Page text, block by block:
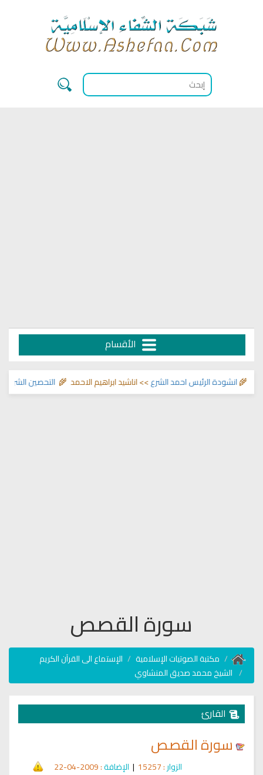
الأقسام
التحصين الشرعي انشودة الرئيس احمد الشرع>> اناشيد ابراهيم الاحمد 🌾
سورة القصص
مكتبة الصوتيات الإسلامية
الإستماع الى القرآن الكريم
الشيخ محمد صديق المنشاوي
القارئ
سورة القصص
الزوار: 15257
| الإضافة: 2009-04-22